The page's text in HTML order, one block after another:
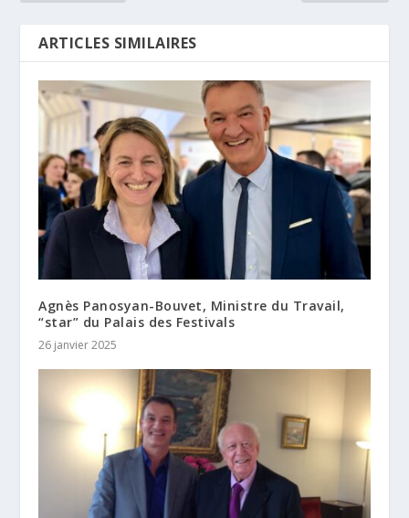
ARTICLES SIMILAIRES
Agnès Panosyan-Bouvet, Ministre du Travail,
“star” du Palais des Festivals
26 janvier 2025